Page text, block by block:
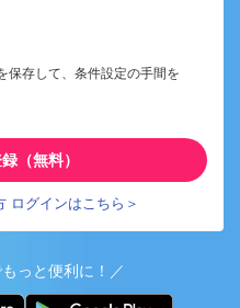
保存して、条件設定の手間を
（無料）
ログインはこちら＞
っと便利に！／